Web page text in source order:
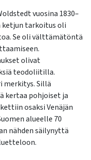
vuosina 1830–
ketjun tarkoitus oli
Se oli välttämätöntä
olivat
teodoliitilla.
merkitys. Sillä
kertaa pohjoiset ja
osaksi Venäjän
alueelle 70
nähden säilynyttä